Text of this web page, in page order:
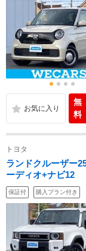
無
料
トヨタ
ランドクルーザー
ーディオ+ナビ12
保証付 購入プラン付き